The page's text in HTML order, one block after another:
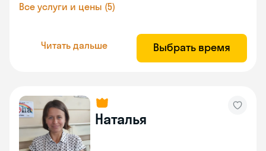
Все услуги и цены (5)
Читать дальше Выбрать время
Наталья